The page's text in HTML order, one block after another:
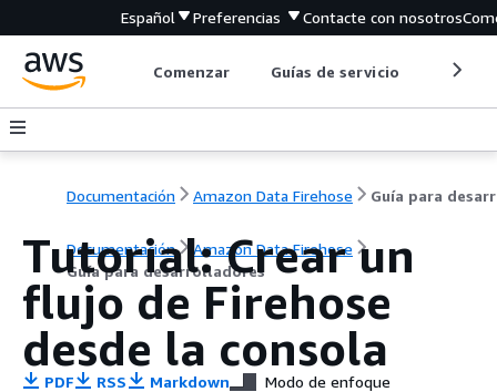
Español Preferencias Contacte con nosotros
Comenzar Guías de servicio
Documentación Amazon Data Firehose
Documentación
Amazon Data Firehose
Guía para desarrolladores
Tutorial: Crear un
flujo de Firehose
desde la consola
PDF RSS Markdown Modo de enfoque